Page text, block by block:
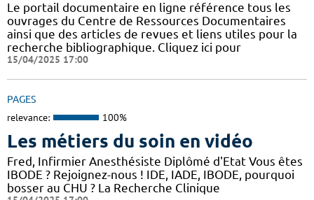
Le portail documentaire en ligne référence tous les
ouvrages du Centre de Ressources Documentaires
ainsi que des articles de revues et liens utiles pour la
recherche bibliographique. Cliquez ici pour
15/04/2025 17:00
PAGES
relevance: 100%
Les métiers du soin en vidéo
Fred, Infirmier Anesthésiste Diplômé d'Etat Vous êtes
IBODE ? Rejoignez-nous ! IDE, IADE, IBODE, pourquoi
bosser au CHU ? La Recherche Clinique